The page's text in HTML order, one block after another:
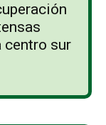
centro sur